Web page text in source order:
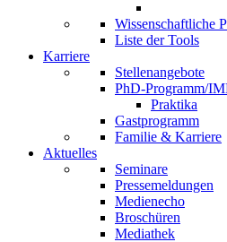
Wissenschaftliche
Liste der Tools
Karriere
Stellenangebote
PhD-Programm/
Praktika
Gastprogramm
Familie & Karriere
Aktuelles
Seminare
Pressemeldungen
Medienecho
Broschüren
Mediathek